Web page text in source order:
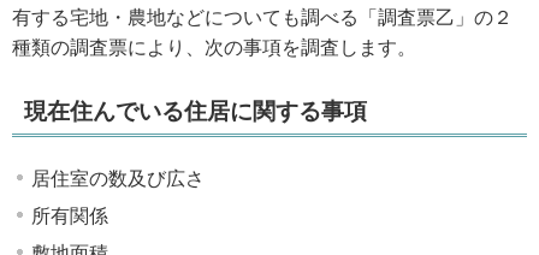
有する宅地・農地などについても調べる「調査票乙」の２
種類の調査票により、次の事項を調査します。
現在住んでいる住居に関する事項
居住室の数及び広さ
所有関係